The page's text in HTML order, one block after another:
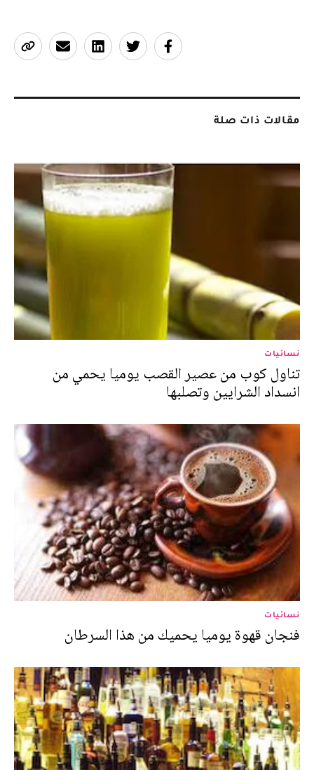
مقالات ذات صلة
نسائيات
تناول كوب من عصير القصب يوميا يحمي من
انسداد الشرايين وتصلبها
نسائيات
فنجان قهوة يوميا يحميك من هذا السرطان